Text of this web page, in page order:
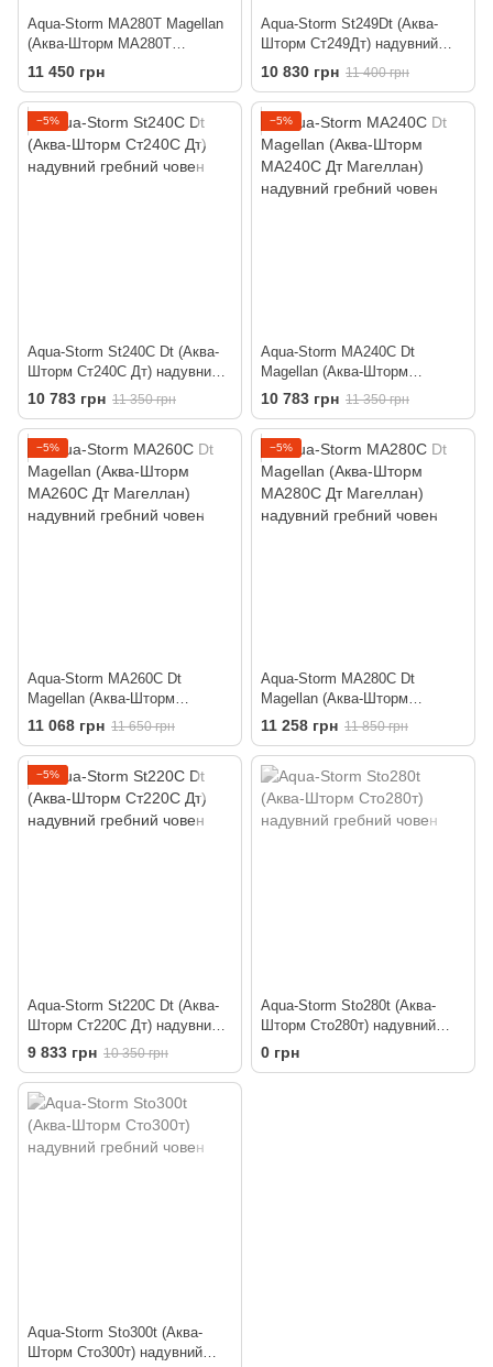
Aqua-Storm MA280T Magellan
(Аква-Шторм МА280Т
Магеллан) надувний гребний
11 450 грн
Aqua-Storm St249Dt (Аква-
Шторм Ст249Дт) надувний
гребний човен
10 830 грн 11 400 грн
−5%
Aqua-Storm St240C Dt (Аква-
Шторм Ст240С Дт) надувний
гребний човен
10 783 грн 11 350 грн
−5%
Aqua-Storm MA240C Dt
Magellan (Аква-Шторм
МА240С Дт Магеллан)
надувний гребний човен
10 783 грн 11 350 грн
−5%
Aqua-Storm MA260C Dt
Magellan (Аква-Шторм
МА260С Дт Магеллан)
надувний гребний човен
11 068 грн 11 650 грн
−5%
Aqua-Storm MA280C Dt
Magellan (Аква-Шторм
МА280С Дт Магеллан)
надувний гребний човен
11 258 грн 11 850 грн
−5%
Aqua-Storm St220C Dt (Аква-
Шторм Ст220С Дт) надувний
гребний човен
9 833 грн 10 350 грн
Aqua-Storm Sto280t (Аква-
Шторм Сто280т) надувний
гребний човен
0 грн
Aqua-Storm Sto300t (Аква-
Шторм Сто300т) надувний